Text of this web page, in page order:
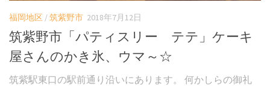
福岡地区 /筑紫野市 2018年7月12日
筑紫野市「パティスリー テテ」ケーキ
屋さんのかき氷、ウマ～☆
筑紫駅東口の駅前通り沿いにあります。 何かしらの御礼